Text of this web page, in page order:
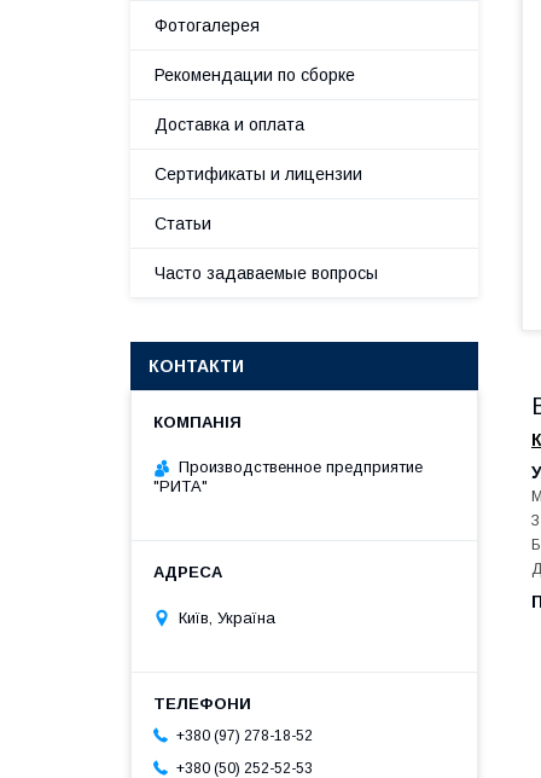
Фотогалерея
Рекомендации по сборке
Доставка и оплата
Сертификаты и лицензии
Статьи
Часто задаваемые вопросы
КОНТАКТИ
Производственное предприятие
"РИТА"
Київ, Україна
+380 (97) 278-18-52
+380 (50) 252-52-53